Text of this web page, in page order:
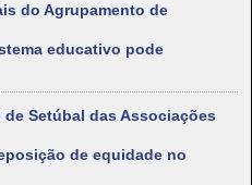
do Agrupamento de
educativo pode
de Setúbal das Associações
de equidade no